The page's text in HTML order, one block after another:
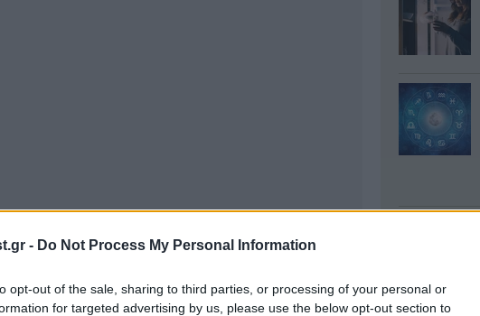
- Do Not Process My Personal Information
opt-out of the sale, sharing to third parties, or processing of your personal or
for targeted advertising by us, please use the below opt-out section to